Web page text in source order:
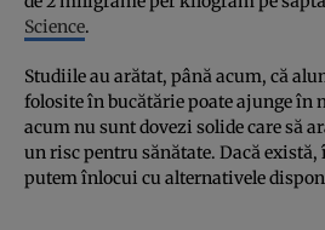
Science.
Studiile au arătat, până acum, că
folosite în bucătărie poate ajunge în
acum nu sunt dovezi solide care să
un risc pentru sănătate. Dacă
putem înlocui cu alternativele